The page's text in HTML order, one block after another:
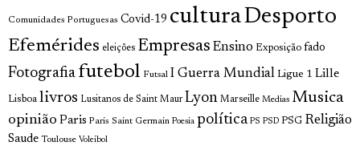
Comunidades Portuguesas Covid-19 culturaDesporto
Efemérides eleições Empresas Ensino Exposição fado
Fotografia futebol Futsal I Guerra Mundial Ligue 1 Lille
Lisboa livros Lusitanos de Saint Maur Lyon Marseille Medias Musica
opinião Paris Paris Saint Germain Poesia política PS PSD PSG Religião
Saude Toulouse Voleibol